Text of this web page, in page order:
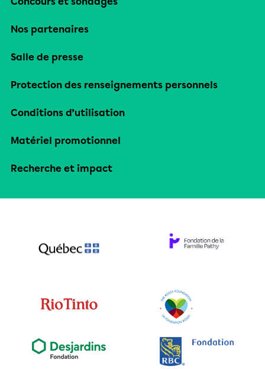
Nos partenaires
Salle de presse
Protection des renseignements personnels
Conditions d’utilisation
Matériel promotionnel
Recherche et impact